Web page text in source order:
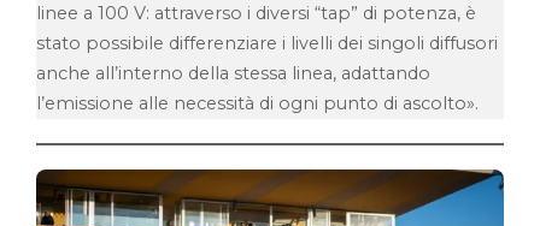
linee a 100 V: attraverso i diversi “tap” di potenza, è
stato possibile differenziare i livelli dei singoli diffusori
anche all’interno della stessa linea, adattando
l’emissione alle necessità di ogni punto di ascolto».